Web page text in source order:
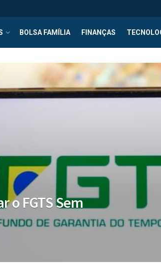
BOLSA FAMÍLIA FINANÇAS
o FGTS Sem